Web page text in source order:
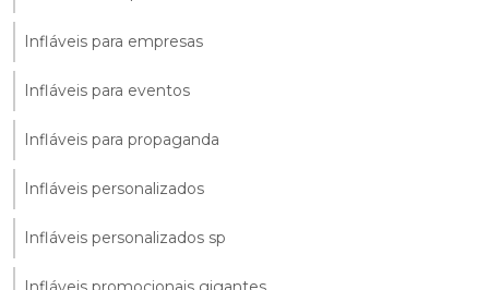
Infláveis para empresas
Infláveis para eventos
Infláveis para propaganda
Infláveis personalizados
Infláveis personalizados sp